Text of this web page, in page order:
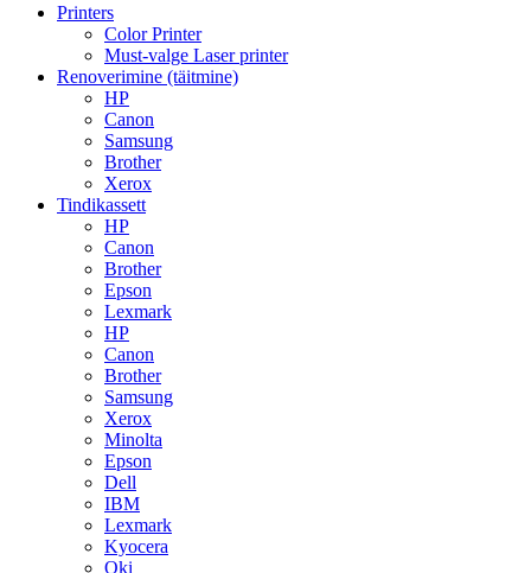
Printers
Color Printer
Must-valge Laser printer
Renoverimine (täitmine)
HP
Canon
Samsung
Brother
Xerox
Tindikassett
HP
Canon
Brother
Epson
Lexmark
HP
Canon
Brother
Samsung
Xerox
Minolta
Epson
Dell
IBM
Lexmark
Kyocera
Oki